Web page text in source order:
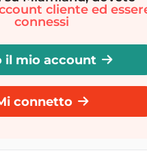
cliente ed
connessi
il mio account
connetto